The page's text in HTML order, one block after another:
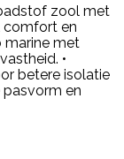
zool met
comfort en
marine met
•
betere isolatie
en